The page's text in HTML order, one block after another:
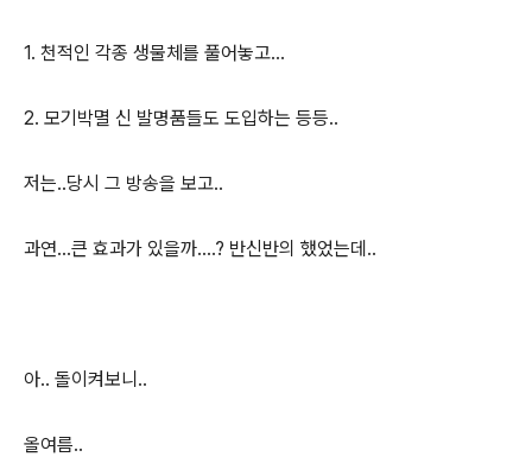
1. 천적인 각종 생물체를 풀어놓고...
2. 모기박멸 신 발명품들도 도입하는 등등..
저는..당시 그 방송을 보고..
과연...큰 효과가 있을까....? 반신반의 했었는데..
아.. 돌이켜보니..
올여름..